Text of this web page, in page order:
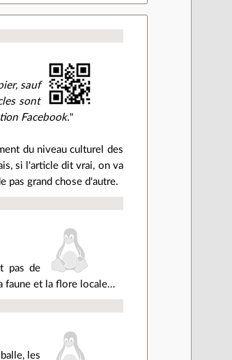
sauf
sont
Facebook."
du niveau culturel des
si l'article dit vrai, on va
pas grand chose d'autre.
pas de
faune et la flore locale…
les